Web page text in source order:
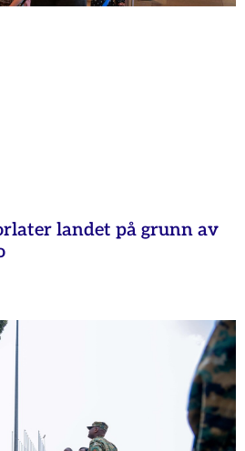
landet på grunn av